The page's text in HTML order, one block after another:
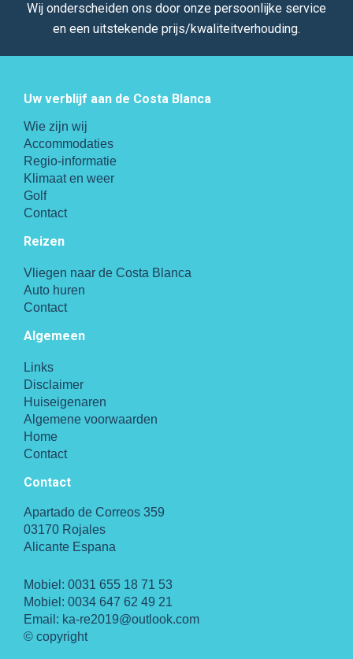
Wij onderscheiden ons door onze persoonlijke service
en een uitstekende prijs/kwaliteitverhouding.
Uw verblijf aan de Costa Blanca
Wie zijn wij
Accommodaties
Regio-informatie
Klimaat en weer
Golf
Contact
Reizen
Vliegen naar de Costa Blanca
Auto huren
Contact
Algemeen
Links
Disclaimer
Huiseigenaren
Algemene voorwaarden
Home
Contact
Contact
Apartado de Correos 359
03170 Rojales
Alicante Espana
Mobiel: 0031 655 18 71 53
Mobiel: 0034 647 62 49 21
Email: ka-re2019@outlook.com
© copyright